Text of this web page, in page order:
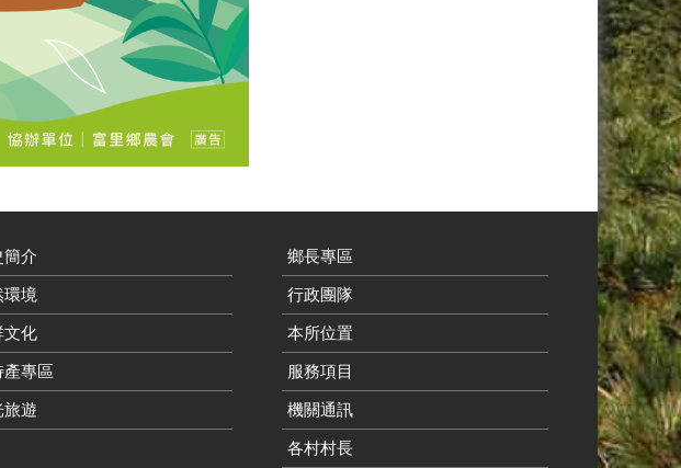
簡介
環境
文化
產專區
旅遊
鄉長專區
行政團隊
本所位置
服務項目
機關通訊
各村村長